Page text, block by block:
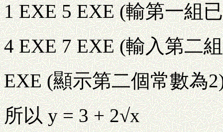
1 EXE 5 EXE (輸第一組
4 EXE 7 EXE (輸入第二
EXE (顯示第二個常數為
所以 y = 3 + 2√x